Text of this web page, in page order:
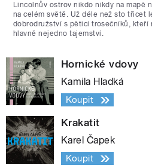
Lincolnův ostrov nikdo nikdy na mapě
na celém světě. Už déle než sto třicet
dobrodružství s pěticí trosečníků, kteří
hlavně nejedno tajemství.
Hornické vdovy
Kamila Hladká
Koupit
Krakatit
Karel Čapek
Koupit